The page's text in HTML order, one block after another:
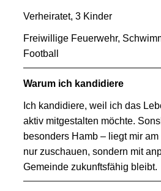
Verheiratet, 3 Kinder
Freiwillige Feuerwehr,
Football
Warum ich kandidiere
Ich kandidiere, weil ich das
aktiv mitgestalten möchte.
besonders Hamb – liegt mir
nur zuschauen, sondern mit
Gemeinde zukunftsfähig bleibt.